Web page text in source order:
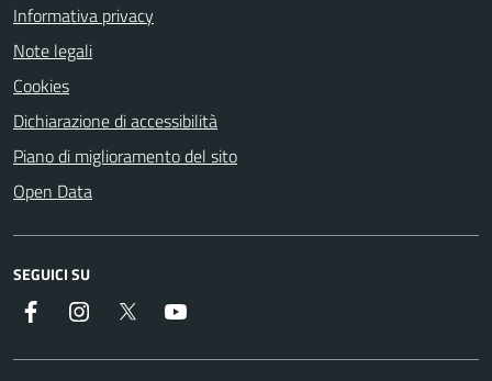
Informativa privacy
Note legali
Cookies
Dichiarazione di accessibilità
Piano di miglioramento del sito
Open Data
SEGUICI SU
Facebook InstagramTwitter